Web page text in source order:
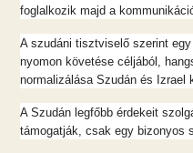
foglalkozik majd a
A szudáni tisztviselő szerint
nyomon követése céljából,
normalizálása Szudán és Izrael
A Szudán legfőbb érdekeit
támogatják, csak egy bizonyos